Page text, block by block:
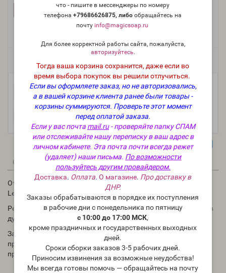
что - пишите в мессенджеры по номеру
телефона+79686626875, либообращайтесь на
почту info@magicsoap.ru
Для более корректной работы сайта, пожалуйста,
авторизуйтесь.
Тогда ваша корзина сохранится, даже если во
время выбора покупок вы решили отлучиться.
Если вы оформляете заказ, но не авторизовались,
а в вашей корзине клиента ранее были товары -
корзины суммируются. Проверьте этот момент
перед оплатой заказа.
Если у вас почта mail.ru- проверяйте папку СПАМ
или отслеживайте нашу переписку в ваш адрес в
личном кабинете. Эта почта почти всегда режет
(удаляет) наши письма. По возможности
пользуйтесь другим провайдером.
Доставка. Оплата.О магазине. Про доставку в
ДНР.
Заказы обрабатываются в порядке их поступления
в рабочие дни с понедельника по пятницу
с 10:00 до 17:00 МСК,
кроме праздничных и государственных выходных
дней.
Сроки сборки заказов 3-5 рабочих дней.
Приносим извинения за возможные неудобства!
Мы всегда готовы помочь — обращайтесь на почту
+908 руб. +486 руб.
5 мл (пробник) +146 руб.
Есть в наличии
+ В корзину
Описание Отзывы 0 Вопрос - Ответ0
Отдушка По мотивам "Z&R — Pink Pepper, Elemi, Cinnamon,
Leather" - для мыла и косметических средств.
Рекомендации по использованию: в мыле и косметике 1-3%; в
духах до 30%
Запах аромата в бутылке может отличаться от запаха в
приготовленном Вами продукте. Для проверки необходимо
проводить тесты.